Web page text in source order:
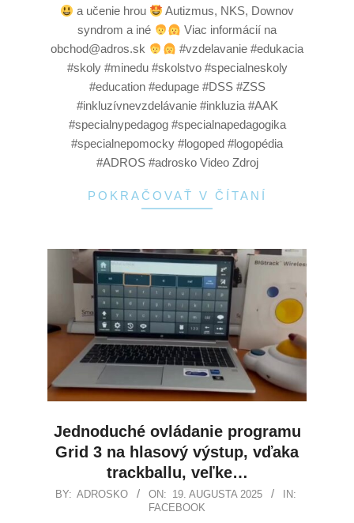
a učenie hrou
Autizmus, NKS, Downov
syndrom a iné
Viac informácií na
obchod@adros.sk
#vzdelavanie #edukacia
#skoly #minedu #skolstvo #specialneskoly
#education #edupage #DSS #ZSS
#inkluzívnevzdelávanie #inkluzia #AAK
#specialnypedagog #specialnapedagogika
#specialnepomocky #logoped #logopédia
#ADROS #adrosko Video Zdroj
POKRAČOVAŤ V ČÍTANÍ
Jednoduché ovládanie programu
Grid 3 na hlasový výstup, vďaka
trackballu, veľke…
BY: ADROSKO ON: 19. AUGUSTA 2025
IN:
FACEBOOK